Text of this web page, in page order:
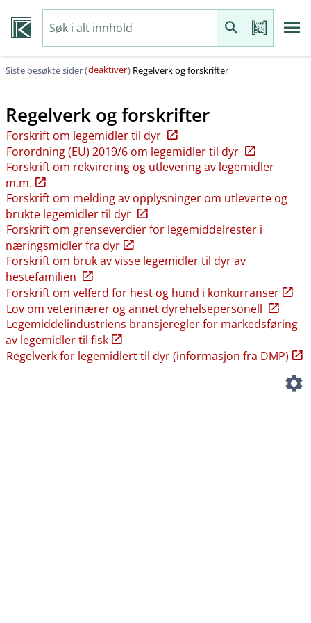
Siste besøkte sider (deaktiver) Regelverk og forskrifter
Regelverk og forskrifter
Forskrift om legemidler til dyr
Forordning (EU) 2019/6 om legemidler til dyr
Forskrift om rekvirering og utlevering av legemidler
m.m.
Forskrift om melding av opplysninger om utleverte og
brukte legemidler til dyr
Forskrift om grenseverdier for legemiddelrester i
næringsmidler fra dyr
Forskrift om bruk av visse legemidler til dyr av
hestefamilien
Forskrift om velferd for hest og hund i konkurranser
Lov om veterinærer og annet dyrehelsepersonell
Legemiddelindustriens bransjeregler for markedsføring
av legemidler til fisk
Regelverk for legemidlert til dyr (informasjon fra DMP)